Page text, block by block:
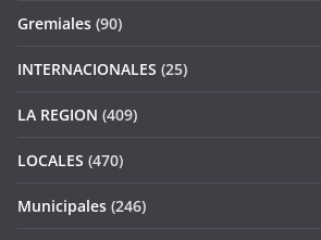
Gremiales (90)
INTERNACIONALES (25)
LA REGION (409)
LOCALES (470)
Municipales (246)